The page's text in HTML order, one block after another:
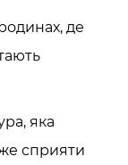
де
яка
сприяти